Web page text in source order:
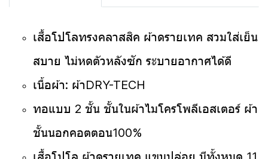
เสื้อโปโลทรงคลาสสิค ผ้าดรายเทค สวมใส่เย็น
สบาย ไม่หดตัวหลังซัก ระบายอากาศได้ดี
เนื้อผ้า: ผ้าDRY-TECH
ทอแบบ 2 ชั้น ชั้นในผ้าไมโครโพลีเอสเตอร์ ผ้า
ชั้นนอกคอตตอน100%